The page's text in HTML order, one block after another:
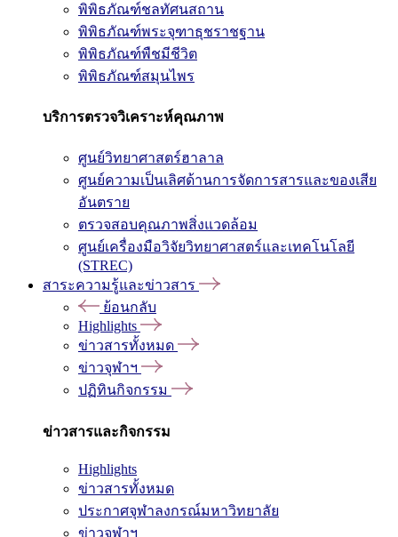
พิพิธภัณฑ์ชลทัศนสถาน
พิพิธภัณฑ์พระจุฑาธุชราชฐาน
พิพิธภัณฑ์พืชมีชีวิต
พิพิธภัณฑ์สมุนไพร
บริการตรวจวิเคราะห์คุณภาพ
ศูนย์วิทยาศาสตร์ฮาลาล
ศูนย์ความเป็นเลิศด้านการจัดการสารและของเสีย
อันตราย
ตรวจสอบคุณภาพสิ่งแวดล้อม
ศูนย์เครื่องมือวิจัยวิทยาศาสตร์และเทคโนโลยี
(STREC)
สาระความรู้และข่าวสาร
ย้อนกลับ
Highlights
ข่าวสารทั้งหมด
ข่าวจุฬาฯ
ปฏิทินกิจกรรม
ข่าวสารและกิจกรรม
Highlights
ข่าวสารทั้งหมด
ประกาศจุฬาลงกรณ์มหาวิทยาลัย
ข่าวจุฬาฯ